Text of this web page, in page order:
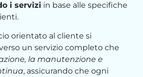
i servizi in base alle specifiche
orientato al cliente si
un servizio completo che
la manutenzione e
, assicurando che ogni